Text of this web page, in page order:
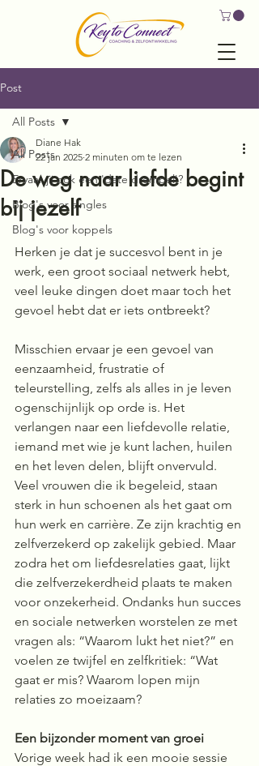
Post
All Posts
Ervaar jij ook een 'date drempel'?
Blog's voor singles
Blog's voor koppels
All Posts
De weg naar liefde begint
bij jezelf
Diane Hak
22 jan 2025 2 minuten om te lezen
Herken je dat je succesvol bent in je
werk, een groot sociaal netwerk hebt,
veel leuke dingen doet maar toch het
gevoel hebt dat er iets ontbreekt?
Misschien ervaar je een gevoel van
eenzaamheid, frustratie of
teleurstelling, zelfs als alles in je leven
ogenschijnlijk op orde is. Het
verlangen naar een liefdevolle relatie,
iemand met wie je kunt lachen, huilen
en het leven delen, blijft onvervuld.
Veel vrouwen die ik begeleid, staan
sterk in hun schoenen als het gaat om
hun werk en carrière. Ze zijn krachtig en
zelfverzekerd op zakelijk gebied. Maar
zodra het om liefdesrelaties gaat, lijkt
die zelfverzekerdheid plaats te maken
voor onzekerheid. Ondanks hun succes
en sociale netwerken worstelen ze met
vragen als: “Waarom lukt het niet?” en
voelen ze twijfel en zelfkritiek: “Wat
gaat er mis? Waarom lopen mijn
relaties zo moeizaam?
Een bijzonder moment van groei
Vorige week had ik een mooie sessie